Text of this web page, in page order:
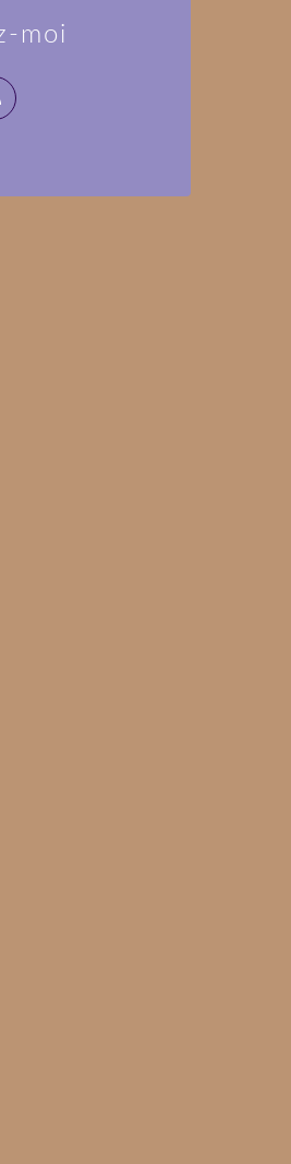
moi